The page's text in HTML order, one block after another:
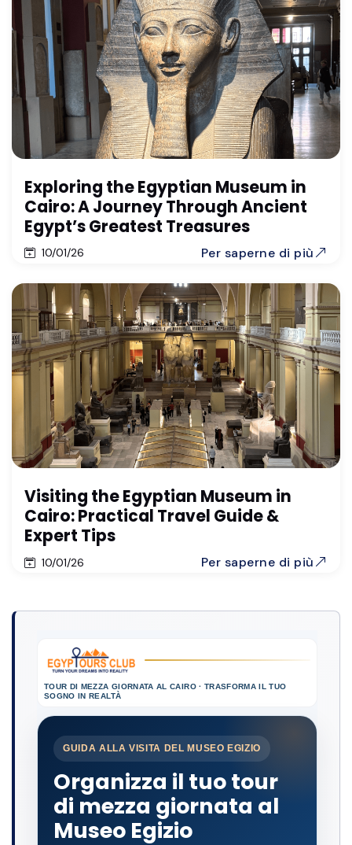
Exploring the Egyptian Museum in
Cairo: A Journey Through Ancient
Egypt’s Greatest Treasures
10/01/26 Per saperne di più
Visiting the Egyptian Museum in
Cairo: Practical Travel Guide &
Expert Tips
10/01/26 Per saperne di più
TOUR DI MEZZA GIORNATA AL CAIRO · TRASFORMA IL TUO
SOGNO IN REALTÀ
GUIDA ALLA VISITA DEL MUSEO EGIZIO
Organizza il tuo tour
di mezza giornata al
Museo Egizio